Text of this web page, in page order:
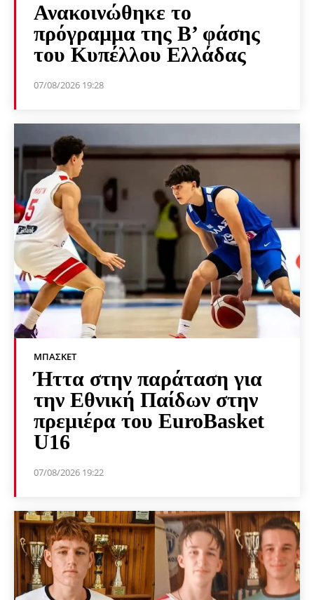
Ανακοινώθηκε το
πρόγραμμα της Β’ φάσης
του Κυπέλλου Ελλάδας
07/08/2026 19:28
ΜΠΆΣΚΕΤ
Ήττα στην παράταση για
την Εθνική Παίδων στην
πρεμιέρα του EuroBasket
U16
07/08/2026 19:22